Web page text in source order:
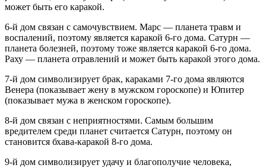
может быть его каракой.
6-й дом связан с самочувствием. Марс — планета травм и
воспалений, поэтому является каракой 6-го дома. Сатурн —
планета болезней, поэтому тоже является каракой 6-го дома.
Раху — планета отравлений и может быть каракой этого дома.
7-й дом символизирует брак, караками 7-го дома являются
Венера (показывает жену в мужском гороскопе) и Юпитер
(показывает мужа в женском гороскопе).
8-й дом связан с неприятностями. Самым большим
вредителем среди планет считается Сатурн, поэтому он
становится бхава-каракой 8-го дома.
9-й дом символизирует удачу и благополучие человека,